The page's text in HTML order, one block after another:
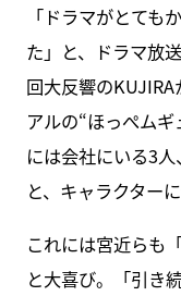
「ドラマがとても
た」と、ドラマ放
回大反響の
アルの“ほっぺム
には会社にいる3
と、キャラクター
これには宮近らも
と大喜び。「引き